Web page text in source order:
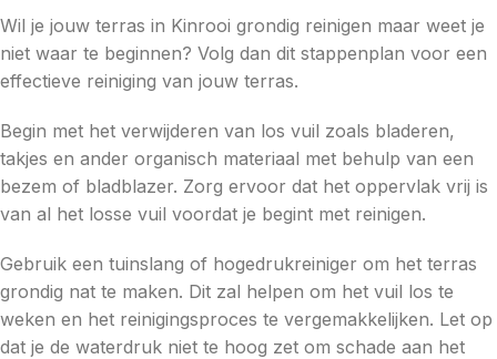
Wil je jouw terras in Kinrooi grondig reinigen maar weet je
niet waar te beginnen? Volg dan dit stappenplan voor een
effectieve reiniging van jouw terras.
Begin met het verwijderen van los vuil zoals bladeren,
takjes en ander organisch materiaal met behulp van een
bezem of bladblazer. Zorg ervoor dat het oppervlak vrij is
van al het losse vuil voordat je begint met reinigen.
Gebruik een tuinslang of hogedrukreiniger om het terras
grondig nat te maken. Dit zal helpen om het vuil los te
weken en het reinigingsproces te vergemakkelijken. Let op
dat je de waterdruk niet te hoog zet om schade aan het